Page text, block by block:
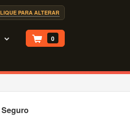
PARA ALTERAR
0